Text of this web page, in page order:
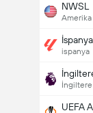
NWSL
ispanya
İngiltere
UEFA